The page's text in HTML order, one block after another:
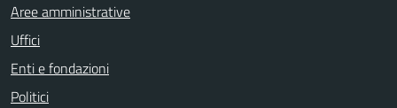
Aree amministrative
Uffici
Enti e fondazioni
Politici